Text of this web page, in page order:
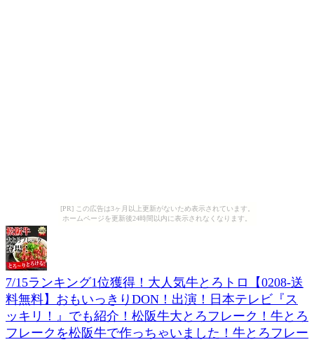
[PR] この広告は3ヶ月以上更新がないため表示されています。
ホームページを更新後24時間以内に表示されなくなります。
7/15ランキング1位獲得！大人気牛とろトロ【0208-送
料無料】おもいっきりDON！出演！日本テレビ『ス
ッキリ！』でも紹介！松阪牛大とろフレーク！牛とろ
フレークを松阪牛で作っちゃいました！牛とろフレー